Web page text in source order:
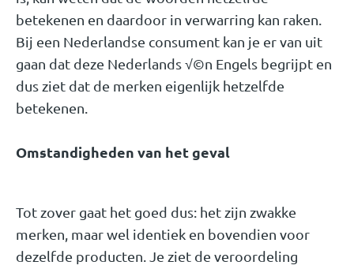
betekenen en daardoor in verwarring kan raken.
Bij een Nederlandse consument kan je er van uit
gaan dat deze Nederlands √©n Engels begrijpt en
dus ziet dat de merken eigenlijk hetzelfde
betekenen.
Omstandigheden van het geval
Tot zover gaat het goed dus: het zijn zwakke
merken, maar wel identiek en bovendien voor
dezelfde producten. Je ziet de veroordeling